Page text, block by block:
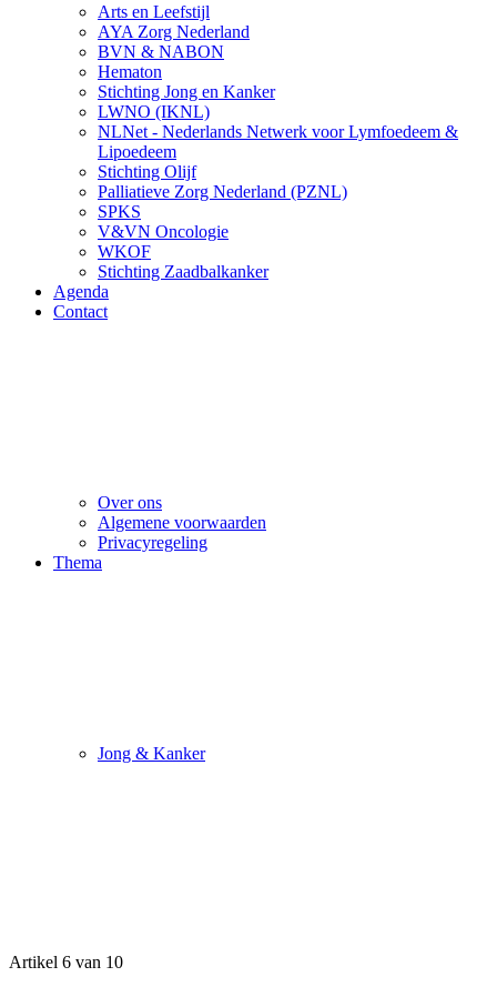
Arts en Leefstijl
AYA Zorg Nederland
BVN & NABON
Hematon
Stichting Jong en Kanker
LWNO (IKNL)
NLNet - Nederlands Netwerk voor Lymfoedeem &
Lipoedeem
Stichting Olijf
Palliatieve Zorg Nederland (PZNL)
SPKS
V&VN Oncologie
WKOF
Stichting Zaadbalkanker
Agenda
Contact
Over ons
Algemene voorwaarden
Privacyregeling
Thema
Jong & Kanker
Artikel 6 van 10